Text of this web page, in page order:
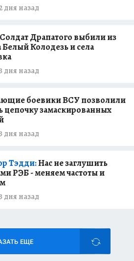
дня назад
Солдат Драпатого выбили из
Белый Колодезь и села
3 дня назад
боевики ВСУ позволили
цепочку замаскированных
3 дня назад
Тэдди:Нас не заглушить
РЭБ - меняем частоты и
3 дня назад
ЕЩЕ